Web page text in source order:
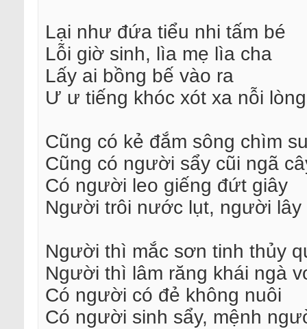
Lại như đứa tiểu nhi tấm bé
Lỗi giờ sinh, lìa mẹ lìa cha
Lấy ai bồng bế vào ra
Ư ư tiếng khóc xót xa nỗi lòng
Cũng có kẻ đắm sông chìm
Cũng có người sẩy cũi ngã
Có người leo giếng đứt giây
Người trôi nước lụt, người lây
Người thì mắc sơn tinh thủy
Người thì lâm răng khái ngà
Có người có đẻ không nuôi
Có người sinh sẩy, mệnh